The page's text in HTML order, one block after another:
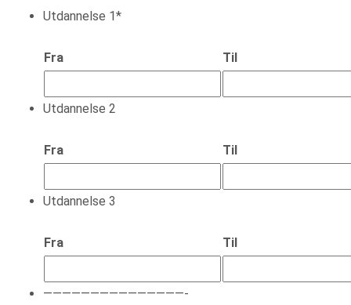
Utdannelse 1*
Fra Til
Utdannelse 2
Fra Til
Utdannelse 3
Fra Til
———————————————-